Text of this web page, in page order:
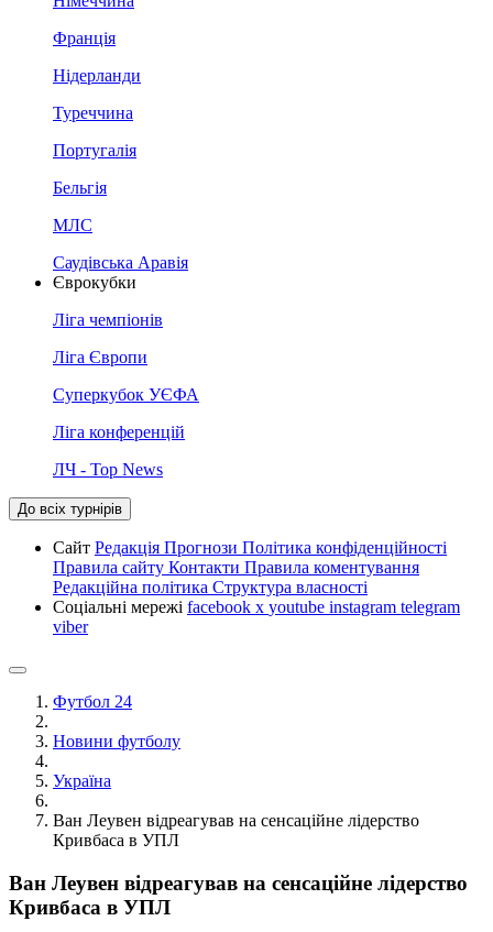
Франція
Нідерланди
Туреччина
Португалія
Бельгія
МЛС
Саудівська Аравія
Єврокубки
Ліга чемпіонів
Ліга Європи
Суперкубок УЄФА
Ліга конференцій
ЛЧ - Top News
До всіх турнірів
Сайт Редакція Прогнози Політика конфіденційності
Правила сайту Контакти Правила коментування
Редакційна політика Структура власності
Соціальні мережі facebook x youtube instagram telegram
viber
Футбол 24
Новини футболу
Україна
Ван Леувен відреагував на сенсаційне лідерство
Кривбаса в УПЛ
Ван Леувен відреагував на сенсаційне лідерство
Кривбаса в УПЛ